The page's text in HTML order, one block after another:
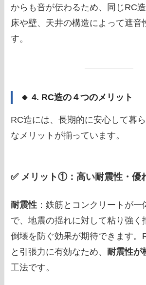
からも音が伝わるため、同じRC造
床や壁、天井の構造によって遮音
す。
🔹 4. RC造の４つのメリット
RC造には、長期的に安心して暮
なメリットが揃っています。
✅ メリット①：高い耐震性・優
耐震性 ：鉄筋とコンクリートが一
で、地震の揺れに対して粘り強く
倒壊を防ぐ効果が期待できます。
と引張力に有効なため、 耐震性が
工法です。